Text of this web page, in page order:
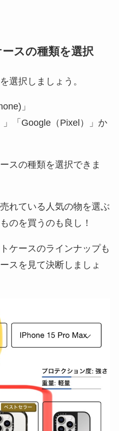
スの種類を選択
選択しましょう。
」
」「Google（Pixel）」か
スの種類を選択できま
れている人気の物を選ぶ
のを買うのも良し！
ケースのラインナップも
スを見て決断しましょ